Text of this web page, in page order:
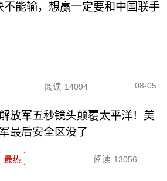
不能输，想赢一定要和中国联手
阅读 14094 08-05
放军五秒镜头颠覆太平洋！美
军最后安全区没了
最热 阅读 13056